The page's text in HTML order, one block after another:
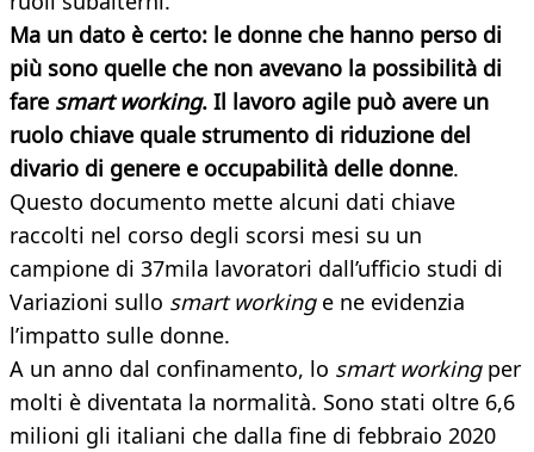
Ma un dato è certo: le donne che hanno perso di
più sono quelle che non avevano la possibilità di
fare smart working. Il lavoro agile può avere un
ruolo chiave quale strumento di riduzione del
divario di genere e occupabilità delle donne.
Questo documento mette alcuni dati chiave
raccolti nel corso degli scorsi mesi su un
campione di 37mila lavoratori dall’ufficio studi di
Variazioni sullo smart working e ne evidenzia
l’impatto sulle donne.
A un anno dal confinamento, lo smart workingper
molti è diventata la normalità. Sono stati oltre 6,6
milioni gli italiani che dalla fine di febbraio 2020